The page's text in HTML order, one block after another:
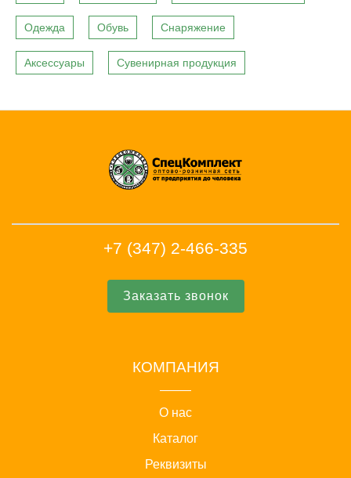
Одежда Обувь Снаряжение
Аксессуары Сувенирная продукция
+7 (347) 2-466-335
Заказать звонок
КОМПАНИЯ
О нас
Каталог
Реквизиты